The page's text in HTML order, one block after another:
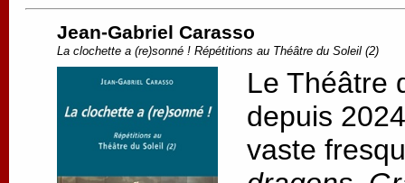
Jean-Gabriel Carasso
La clochette a (re)sonné ! Répétitions au Théâtre du Soleil (2)
Le Théâtre
depuis
vaste